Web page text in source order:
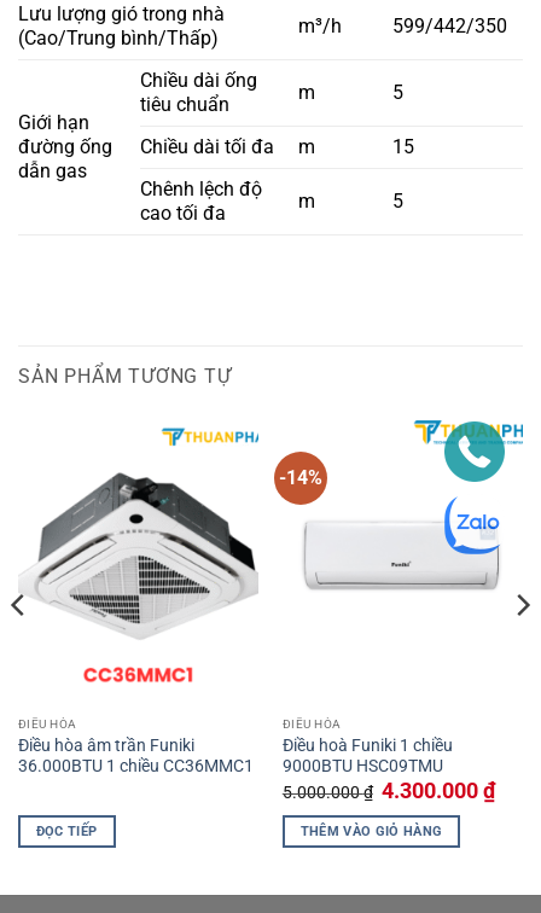
Lưu lượng gió trong nhà
(Cao/Trung bình/Thấp)
m³/h 599/442/350
Giới hạn
đường ống
dẫn gas
Chiều dài ống
tiêu chuẩn
m 5
Chiều dài tối đa m
15
Chênh lệch độ
cao tối đa
m 5
SẢN PHẨM TƯƠNG TỰ
ĐIỀU HÒA
Điều hòa âm trần Funiki
36.000BTU 1 chiều CC36MMC1
ĐỌC TIẾP
-14%
ĐIỀU HÒA
Điều hoà Funiki 1 chiều
9000BTU HSC09TMU
5.000.000₫ Giá
gốc
là:
5.000.000 ₫.
4.300.000₫Giá
hiện
THÊM VÀO GIỎ HÀNG
₫.